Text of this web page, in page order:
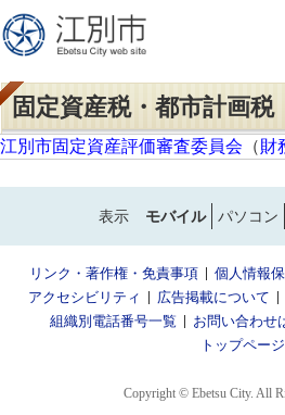
固定資産税・都市計画税
江別市固定資産評価審査委員会 （財
表示 モバイル パソコン
リンク・著作権・免責事項 個人情報
アクセシビリティ
広告掲載について
組織別電話番号一覧
お問い合わせ
トップページ
Copyright © Ebetsu City. All